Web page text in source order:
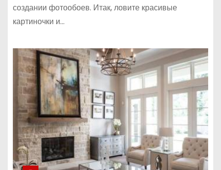
создании фотообоев. Итак, ловите красивые
картиночки и…